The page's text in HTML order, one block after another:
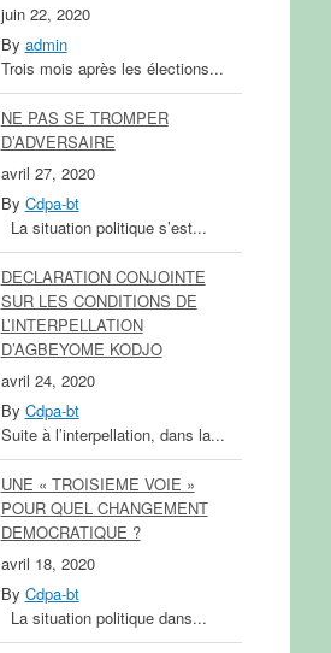
juin 22, 2020
By admin
Trois mois après les élections...
NE PAS SE TROMPER
D’ADVERSAIRE
avril 27, 2020
By Cdpa-bt
La situation politique s’est...
DECLARATION CONJOINTE
SUR LES CONDITIONS DE
L’INTERPELLATION
D’AGBEYOME KODJO
avril 24, 2020
By Cdpa-bt
Suite à l’interpellation, dans la...
UNE « TROISIEME VOIE »
POUR QUEL CHANGEMENT
DEMOCRATIQUE ?
avril 18, 2020
By Cdpa-bt
La situation politique dans...